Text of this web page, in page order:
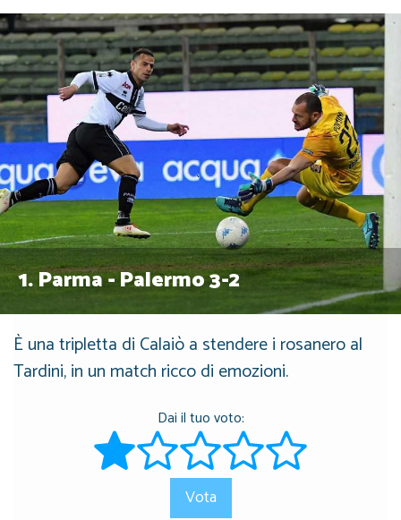
1.Parma - Palermo 3-2
È una tripletta di Calaiò a stendere i rosanero al
Tardini, in un match ricco di emozioni.
Dai il tuo voto:
Vota